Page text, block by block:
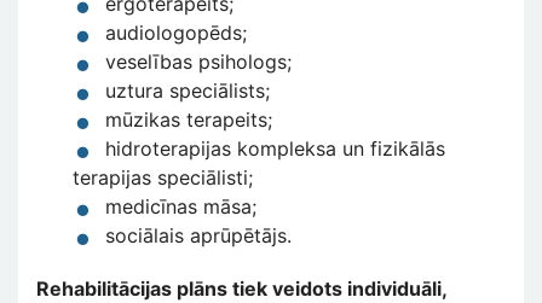
audiologopēds;
veselības psihologs;
uztura speciālists;
mūzikas terapeits;
hidroterapijas kompleksa un fizikālās
terapijas speciālisti;
medicīnas māsa;
sociālais aprūpētājs.
Rehabilitācijas plāns tiek veidots individuāli,